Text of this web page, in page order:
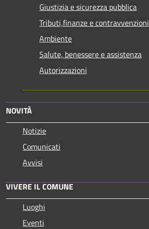
Giustizia e sicurezza pubblica
Tributi,finanze e contravvenzioni
Ambiente
Salute, benessere e assistenza
Autorizzazioni
NOVITÀ
Notizie
Comunicati
Avvisi
VIVERE IL COMUNE
Luoghi
Eventi